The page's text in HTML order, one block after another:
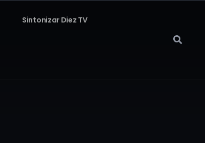
Sintonizar Diez TV